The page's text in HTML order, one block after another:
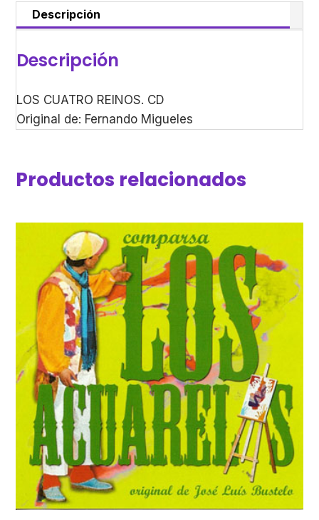
Descripción
Descripción
LOS CUATRO REINOS. CD
Original de: Fernando Migueles
Productos relacionados